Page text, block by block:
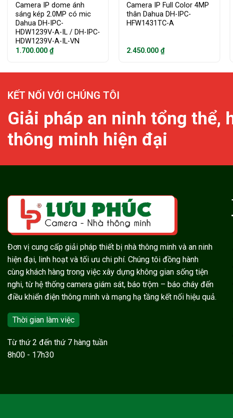
Camera IP dome ánh
sáng kép 2.0MP có mic
Dahua DH-IPC-
HDW1239V-A-IL / DH-IPC-
HDW1239V-A-IL-VN
1.700.000 ₫
Camera IP Full Color 4MP
thân Dahua DH-IPC-
HFW1431TC-A
2.450.000₫
KẾT NỐI VỚI CHÚNG TÔI
Giải pháp an ninh tổng thể,
thông minh hiện đại
Đơn vị cung cấp giải pháp thiết bị nhà thông minh và an ninh
hiện đại, linh hoạt và tối ưu chi phí. Chúng tôi đồng hành
cùng khách hàng trong việc xây dựng không gian sống tiện
nghi, từ hệ thống camera giám sát, báo trộm – báo cháy đến
điều khiển điện thông minh và mạng hạ tầng kết nối hiệu quả.
Thời gian làm việc
Từ thứ 2 đến thứ 7 hàng tuần
8h00 - 17h30